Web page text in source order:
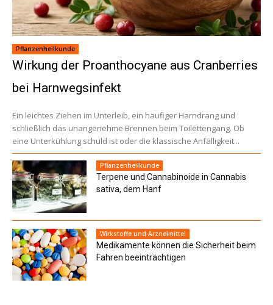
Pflanzenheilkunde
Wirkung der Proanthocyane aus Cranberries
bei Harnwegsinfekt
Ein leichtes Ziehen im Unterleib, ein häufiger Harndrang und
schließlich das unangenehme Brennen beim Toilettengang. Ob
eine Unterkühlung schuld ist oder die klassische Anfälligkeit...
Pflanzenheilkunde
Terpene und Cannabinoide in Cannabis
sativa, dem Hanf
Wirkstoffe und Arzneimittel
Medikamente können die Sicherheit beim
Fahren beeinträchtigen